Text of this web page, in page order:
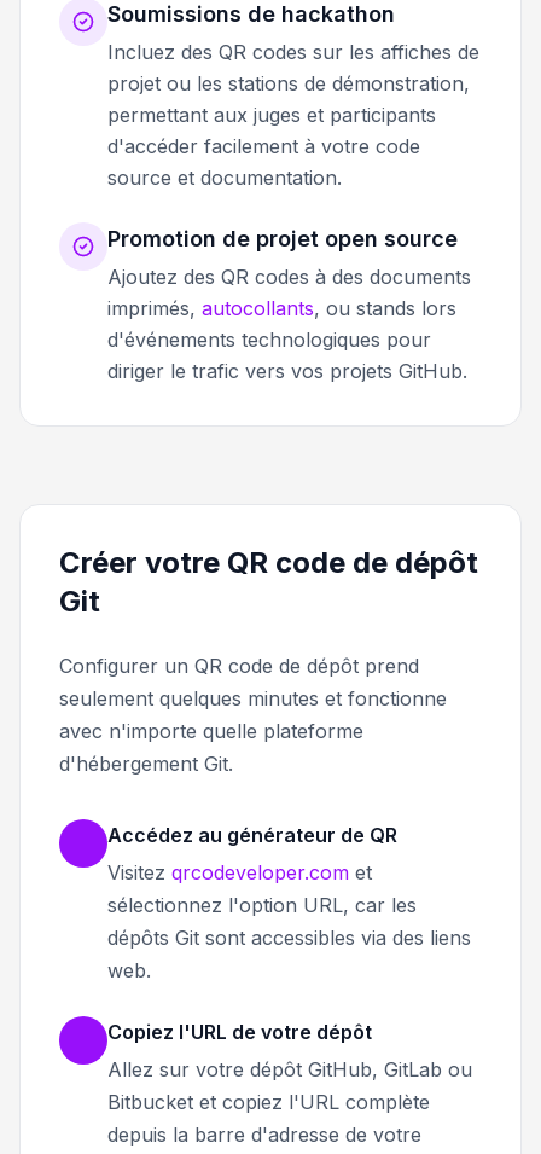
Soumissions de hackathon
Incluez des QR codes sur les affiches de
projet ou les stations de démonstration,
permettant aux juges et participants
d'accéder facilement à votre code
source et documentation.
Promotion de projet open source
Ajoutez des QR codes à des documents
imprimés, autocollants, ou stands lors
d'événements technologiques pour
diriger le trafic vers vos projets GitHub.
Créer votre QR code de dépôt
Git
Configurer un QR code de dépôt prend
seulement quelques minutes et fonctionne
avec n'importe quelle plateforme
d'hébergement Git.
Accédez au générateur de QR
Visitez qrcodeveloper.com et
sélectionnez l'option URL, car les
dépôts Git sont accessibles via des liens
web.
Copiez l'URL de votre dépôt
Allez sur votre dépôt GitHub, GitLab ou
Bitbucket et copiez l'URL complète
depuis la barre d'adresse de votre